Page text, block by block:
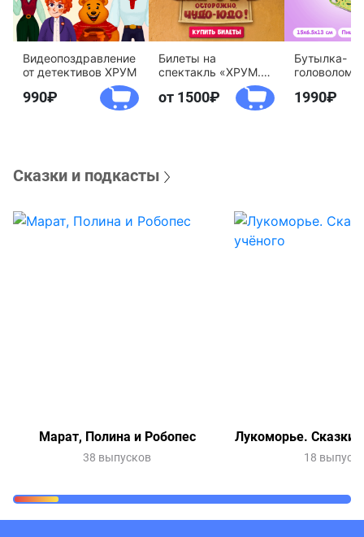
Видеопоздравление
от детективов ХРУМ
990
Билеты на
спектакль «ХРУМ.
Осторожно, Чудо-
Юдо!»
от 1500
Бутылка-
агентство
1990
Сказки и подкасты
Марат, Полина и Робопес
38 выпусков
Лукоморье. Сказки
18